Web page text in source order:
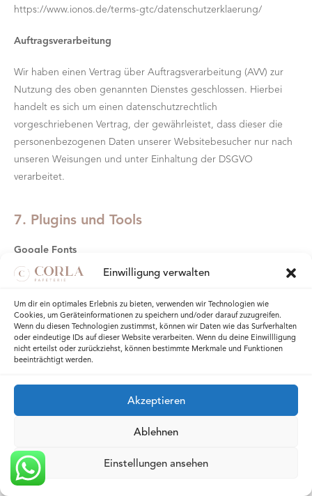
Einwilligung verwalten
Um dir ein optimales Erlebnis zu bieten, verwenden wir Technologien wie
Cookies, um Geräteinformationen zu speichern und/oder darauf zuzugreifen.
Wenn du diesen Technologien zustimmst, können wir Daten wie das Surfverhalten
oder eindeutige IDs auf dieser Website verarbeiten. Wenn du deine Einwillligung
nicht erteilst oder zurückziehst, können bestimmte Merkmale und Funktionen
beeinträchtigt werden.
Akzeptieren
Ablehnen
Einstellungen ansehen
https://www.ionos.de/terms-gtc/datenschutzerklaerung/
Auftragsverarbeitung
Wir haben einen Vertrag über Auftragsverarbeitung (AVV) zur
Nutzung des oben genannten Dienstes geschlossen. Hierbei
handelt es sich um einen datenschutzrechtlich
vorgeschriebenen Vertrag, der gewährleistet, dass dieser die
personenbezogenen Daten unserer Websitebesucher nur nach
unseren Weisungen und unter Einhaltung der DSGVO
verarbeitet.
7. Plugins und Tools
Google Fonts
Diese Seite nutzt zur einheitlichen Darstellung von Schriftarten
so genannte Google Fonts, die von Google bereitgestellt
werden. Beim Aufruf einer Seite lädt Ihr Browser die benötigten
Fonts in ihren Browsercache, um Texte und Schriftarten korrekt
anzuzeigen.
Zu diesem Zweck muss der von Ihnen verwendete Browser
Verbindung zu den Servern von Google aufnehmen. Hierdurch
erlangt Google Kenntnis darüber, dass über Ihre IP-Adresse
diese Website aufgerufen wurde. Die Nutzung von Google
Fonts erfolgt auf Grundlage von Art. 6 Abs. 1 lit. f DSGVO. Der
Websitebetreiber hat ein berechtigtes Interesse an der
einheitlichen Darstellung des Schriftbildes auf seiner Website.